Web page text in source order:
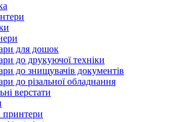
для дошок
до друкуючої техніки
до знищувачів документів
до різальної обладнання
верстати